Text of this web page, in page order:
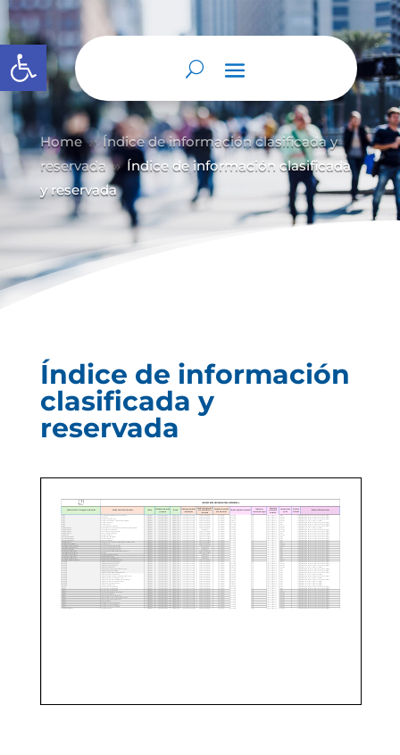
Abrir barra de herramientas
Home 9 Índice de información clasificada y
reservada 9 Índice de información clasificada
y reservada
Índice de información
clasificada y
reservada